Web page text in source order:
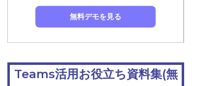
無料デモを見る
Teams活用お役立ち資料集(無